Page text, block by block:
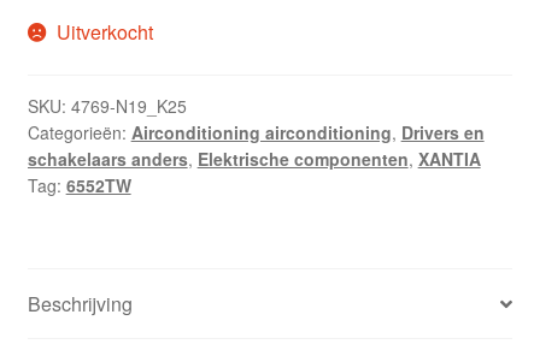
Uitverkocht
SKU: 4769-N19_K25
Categorieën: Airconditioning airconditioning, Drivers en
schakelaars anders, Elektrische componenten, XANTIA
Tag: 6552TW
Beschrijving